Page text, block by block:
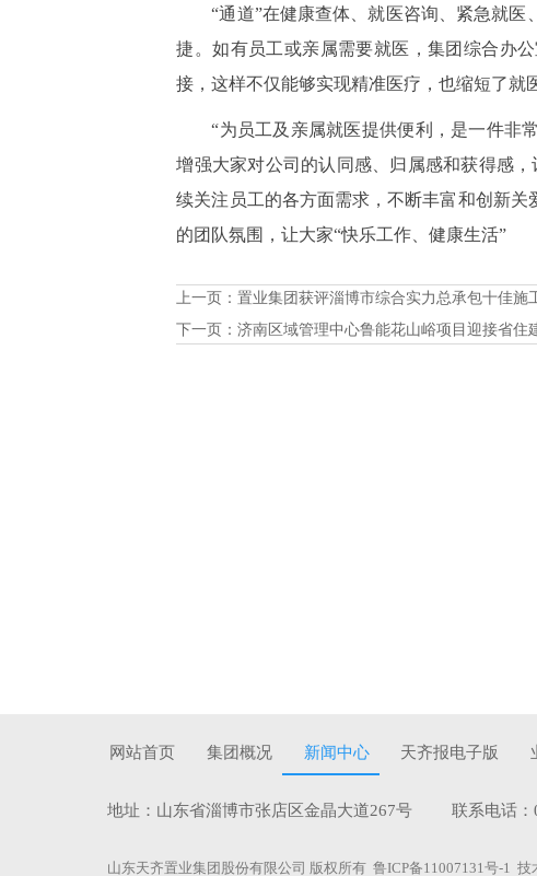
“通道”在健康查体、就医咨询、紧急就
捷。如有员工或亲属需要就医，集团综合办
接，这样不仅能够实现精准医疗，也缩短了就
“为员工及亲属就医提供便利，是一件非
增强大家对公司的认同感、归属感和获得感
续关注员工的各方面需求，不断丰富和创新
的团队氛围，让大家“快乐工作、健康生活”
上一页：置业集团获评淄博市综合实力总承包十佳施
下一页：济南区域管理中心鲁能花山峪项目迎接省
网站首页 集团概况 新闻中心 天齐报电子版
地址：山东省淄博市张店区金晶大道267号 联系电话：
山东天齐置业集团股份有限公司 版权所有 鲁ICP备11007131号-1 技